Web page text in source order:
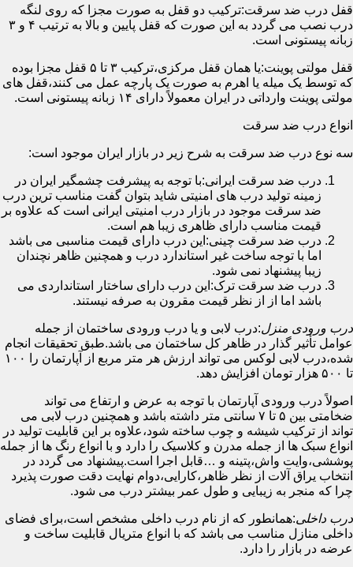
قفل درب ضد سرقت:ترکیب دو قفل به صورت مجزا که روی لنگه
درب نصب می گردد به این صورت که قفل پایین و بالا به ترتیب ۴ و ۳
زبانه پیستونی است.
قفل مولتی پوینت:یا همان قفل مرکزی،ترکیب ۳ تا ۵ قفل مجزا بوده
که توسط یک میله یا اهرم به صورت یک پارچه عمل می کنند،قفل های
مولتی پوینت وارداتی در ایران معمولاً دارای ۱۴ زبانه پیستونی است.
انواع درب ضد سرقت
سه نوع درب ضد سرقت به شرح زیر در بازار ایران موجود است:
درب ضد سرقت ایرانی:با توجه به پیشرفت چشمگیر ایران در
زمینه تولید درب های امنیتی شاید بتوان گفت مناسب ترین درب
ضد سرقت موجود در بازار درب امنیتی ایرانی است که علاوه بر
قیمت مناسب دارای ظاهری زیبا هم است.
درب ضد سرقت چینی:این درب دارای قیمت مناسبی می باشد
اما با توجه ساخت غیر استاندارد درب و همچنین ظاهر نچندان
زیبا پیشنهاد نمی شود.
درب ضد سرقت ترک:این درب دارای ساختار استانداردی می
باشد اما از از نظر قیمت مقرون به صرفه نیستند.
درب ورودی منزل:درب لابی و یا درب ورودی ساختمان از جمله
عوامل تأثیر گذار در ظاهر کل ساختمان می باشد.طبق تحقیقات انجام
شده،درب لابی لوکس می تواند ارزش هر متر مربع از آپارتمان را ۱۰۰
تا ۵۰۰ هزار تومان افزایش دهد.
اصولاً درب ورودی آپارتمان با توجه به عرض و ارتفاع می تواند
ضخامتی بین ۵ تا ۷ سانتی متر داشته باشد و همچنین درب لابی می
تواند از ترکیب شیشه و چوب ساخته شود،علاوه بر این قابلیت تولید در
انواع سبک ها از جمله مدرن و کلاسیک را دارد و با انواع رنگ ها از جمله
پوششی،وایت واش،پتینه و …قابل اجرا است.پیشنهاد می گردد در
انتخاب یراق آلات از نظر ظاهر،کارایی،دوام نهایت دقت صورت پذیرد
چرا که منجر به زیبایی و طول عمر بیشتر درب می شود.
درب داخلی:همانطور که از نام درب داخلی مشخص است،برای فضای
داخلی منازل مناسب می باشد که با انواع متریال قابلیت ساخت و
عرضه در بازار را دارد.